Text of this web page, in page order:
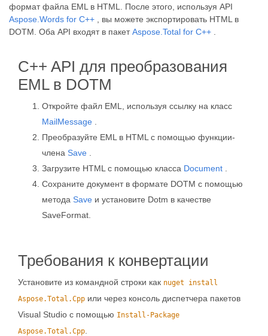
формат файла EML в HTML. После этого, используя API
Aspose.Words for C++ , вы можете экспортировать HTML в
DOTM. Оба API входят в пакетAspose.Total for C++
C++ API для преобразования
EML в DOTM
Откройте файл EML, используя ссылку на класс
MailMessage
Преобразуйте EML в HTML с помощью функции-
члена Save
Загрузите HTML с помощью класса Document
Сохраните документ в формате DOTM с помощью
метода Save и установите Dotm в качестве
SaveFormat.
Требования к конвертации
Установите из командной строки как nuget install
Aspose.Total.Cpp или через консоль диспетчера пакетов
Visual Studio с помощью Install-Package
Aspose.Total.Cpp